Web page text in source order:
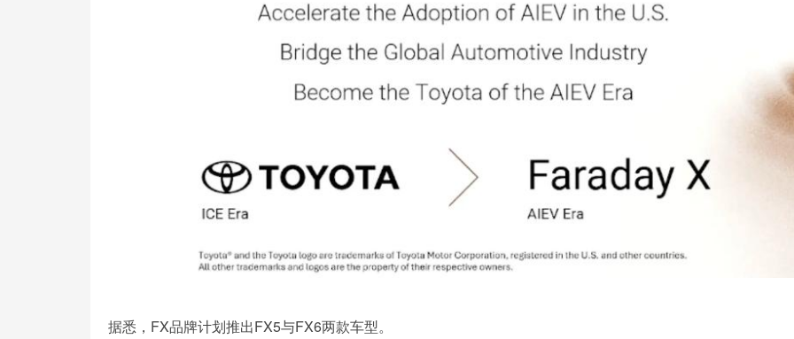
据悉，FX品牌计划推出FX5与FX6两款车型。